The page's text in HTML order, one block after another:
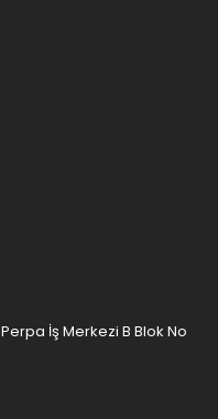
İş Merkezi B Blok No